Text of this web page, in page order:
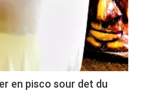
en pisco sour det du